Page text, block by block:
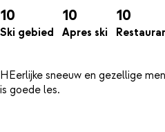
10
Ski gebied
10
Apres ski
10
HEerlijke sneeuw en gezellige